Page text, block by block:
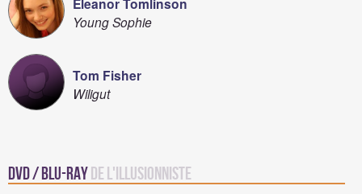
Young Sophie
Tom Fisher
Wiligut
DVD / Blu-Rayde L'Illusionniste